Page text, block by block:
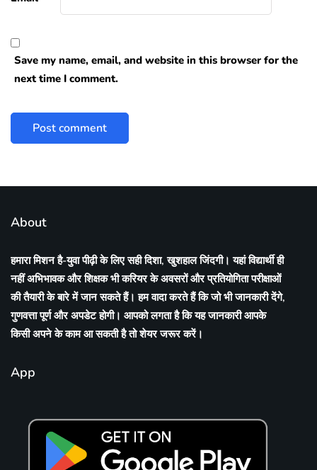
Save my name, email, and website in this browser for the
next time I comment.
About
हमारा मिशन है-युवा पीढ़ी के लिए सही दिशा, खुशहाल जिंदगी। यहां विद्यार्थी ही
नहीं अभिभावक और शिक्षक भी करियर के अवसरों और प्रतियोगिता परीक्षाओं
की तैयारी के बारे में जान सकते हैं। हम वादा करते हैं कि जो भी जानकारी देंगे,
गुणवत्ता पूर्ण और अपडेट होगी। आपको लगता है कि यह जानकारी आपके
किसी अपने के काम आ सकती है तो शेयर जरूर करें।
App